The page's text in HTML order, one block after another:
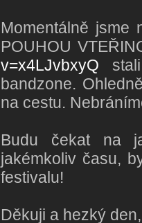
Momentálně jsme
POUHOU
v=x4LJvbxyQ
bandzone.
na cestu.
Budu čekat na
jakémkoliv času,
festivalu!
Děkuji a hezký den,